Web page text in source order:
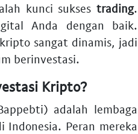
kunci sukses trading.
Anda dengan baik.
sangat dinamis, jadi
berinvestasi.
Kripto?
adalah lembaga
Peran mereka